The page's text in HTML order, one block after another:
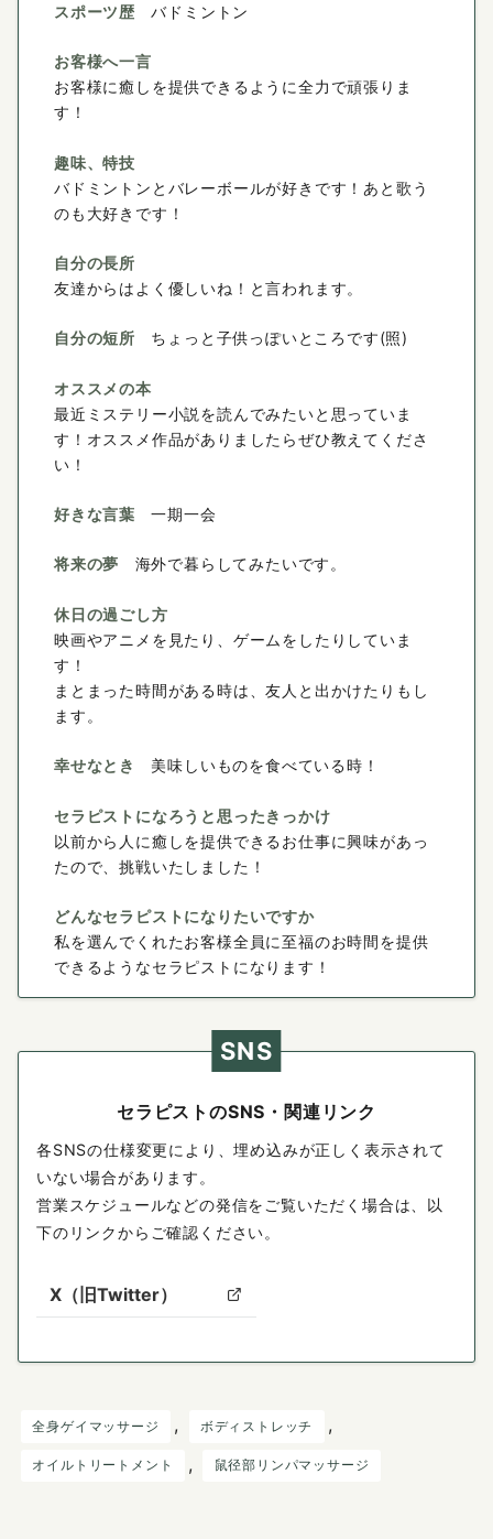
スポーツ歴 バドミントン
お客様へ一言
お客様に癒しを提供できるように全力で頑張りま
す！
趣味、特技
バドミントンとバレーボールが好きです！あと歌う
のも大好きです！
自分の長所
友達からはよく優しいね！と言われます。
自分の短所 ちょっと子供っぽいところです(照)
オススメの本
最近ミステリー小説を読んでみたいと思っていま
す！オススメ作品がありましたらぜひ教えてくださ
い！
好きな言葉 一期一会
将来の夢 海外で暮らしてみたいです。
休日の過ごし方
映画やアニメを見たり、ゲームをしたりしていま
す！
まとまった時間がある時は、友人と出かけたりもし
ます。
幸せなとき 美味しいものを食べている時！
セラピストになろうと思ったきっかけ
以前から人に癒しを提供できるお仕事に興味があっ
たので、挑戦いたしました！
どんなセラピストになりたいですか
私を選んでくれたお客様全員に至福のお時間を提供
できるようなセラピストになります！
SNS
セラピストのSNS・関連リンク
各SNSの仕様変更により、埋め込みが正しく表示されて
いない場合があります。
営業スケジュールなどの発信をご覧いただく場合は、以
下のリンクからご確認ください。
X（旧Twitter）
全身ゲイマッサージ , ボディストレッチ ,
オイルトリートメント , 鼠径部リンパマッサージ